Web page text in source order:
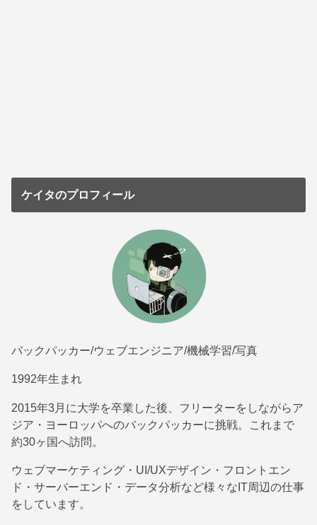
ケイタのプロフィール
バックパッカー/ウェブエンジニア/機械学習/写真
1992年生まれ
2015年3月に大学を卒業した後、フリーターをしながらア
ジア・ヨーロッパへのバックパッカーに挑戦。これまで
約30ヶ国へ訪問。
ウェブマーケティング・UI/UXデザイン・フロントエン
ド・サーバーエンド・データ分析など様々なIT周辺の仕事
をしています。